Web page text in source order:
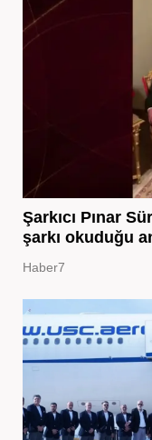
Şarkıcı Pınar
şarkı okuduğu
Haber7